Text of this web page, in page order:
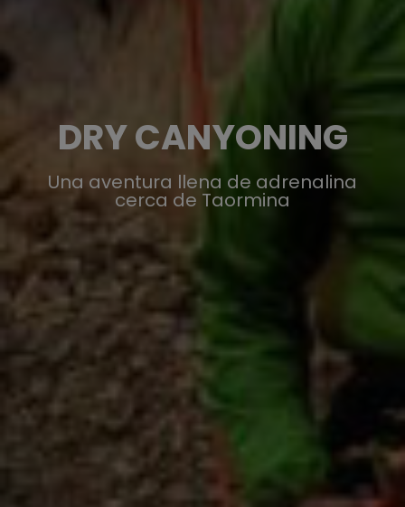
DRY CANYONING
Una aventura llena de adrenalina
cerca de Taormina